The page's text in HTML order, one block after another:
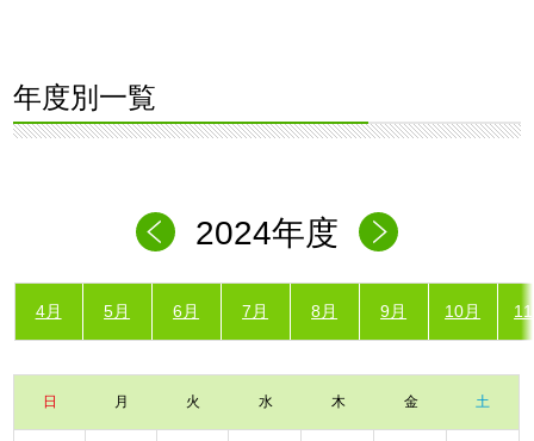
年度別一覧
2024年度
4月 5月 6月 7月 8月 9月 10月
日 月 火 水 木 金 土